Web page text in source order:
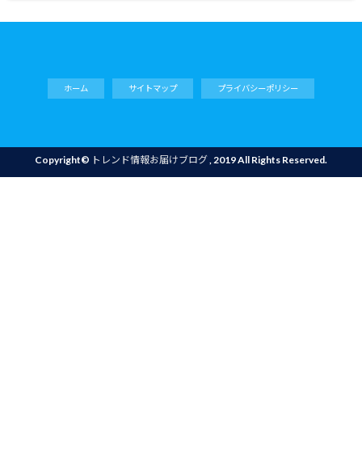
ホーム サイトマップ プライバシーポリシー
Copyright© トレンド情報お届けブログ, 2019 All Rights Reserved.